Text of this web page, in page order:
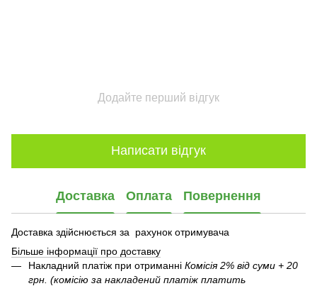
Додайте перший відгук
Написати відгук
Доставка Оплата Повернення
Доставка здійснюється за рахунок отримувача
Більше інформації про доставку
Накладний платіж при отриманні Комісія 2% від суми + 20
грн. (комісію за накладений платіж платить